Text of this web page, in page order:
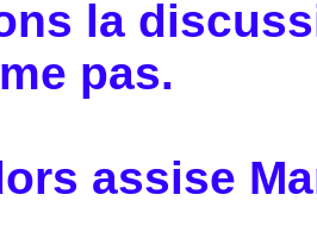
la
pas.
assise